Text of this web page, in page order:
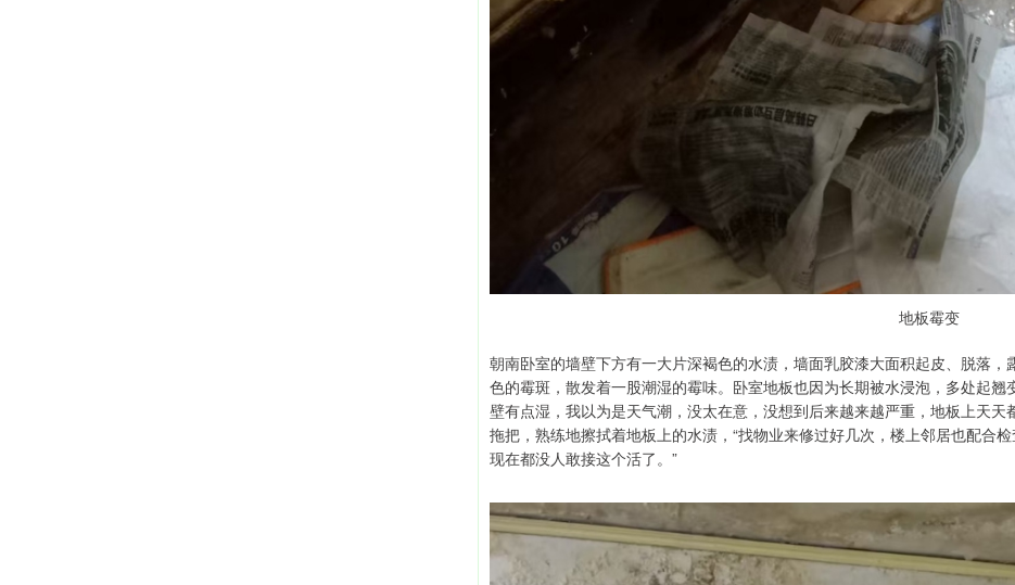
地板霉变
朝南卧室的墙壁下方有一大片深褐色的水渍，墙面乳胶漆大面积起皮、脱落
色的霉斑，散发着一股潮湿的霉味。卧室地板也因为长期被水浸泡，多处起翘
壁有点湿，我以为是天气潮，没太在意，没想到后来越来越严重，地板上天
拖把，熟练地擦拭着地板上的水渍，“找物业来修过好几次，楼上邻居也配合
现在都没人敢接这个活了。”